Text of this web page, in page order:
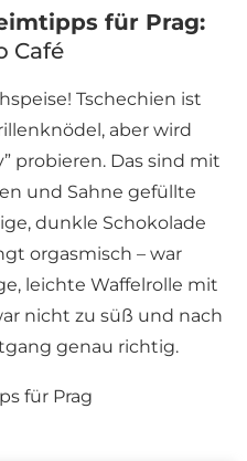
für Prag:
Café
Tschechien ist
aber wird
probieren. Das sind mit
und Sahne gefüllte
dunkle Schokolade
orgasmisch – war
leichte Waffelrolle mit
nicht zu süß und nach
genau richtig.